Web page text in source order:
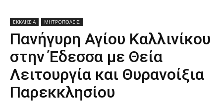
ΕΚΚΛΗΣΙΑ ΜΗΤΡΟΠΟΛΕΙΣ
Πανήγυρη Αγίου Καλλινίκου
στην Έδεσσα με Θεία
Λειτουργία και Θυρανοίξια
Παρεκκλησίου